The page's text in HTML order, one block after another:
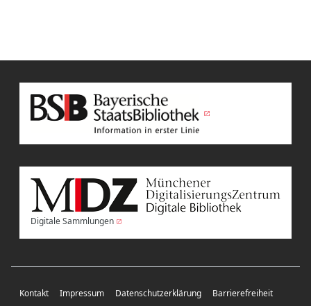
Digitale Sammlungen
Kontakt Impressum Datenschutzerklärung Barrierefreiheit